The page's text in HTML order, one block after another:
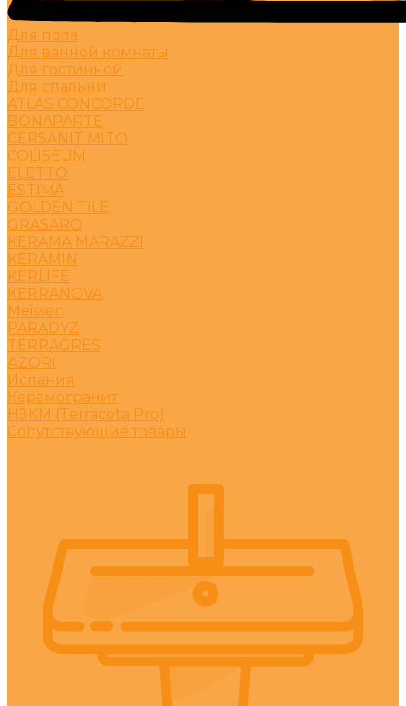
Для пола
Для ванной комнаты
Для гостинной
Для спальни
ATLAS CONCORDE
BONAPARTE
CERSANIT MITO
COLISEUM
ELETTO
ESTIMA
GOLDEN TILE
GRASARO
KERAMA MARAZZI
KERAMIN
KERLIFE
KERRANOVA
Meissen
PARADYZ
TERRAGRES
АZORI
Испания
Керамогранит
НЗКМ (Terracota Pro)
Сопутствующие товары